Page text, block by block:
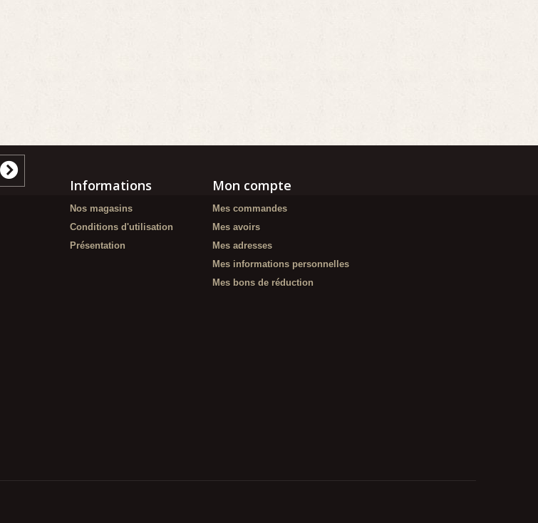
Informations
Nos magasins
Conditions d'utilisation
Présentation
Mon compte
Mes commandes
Mes avoirs
Mes adresses
Mes informations personnelles
Mes bons de réduction